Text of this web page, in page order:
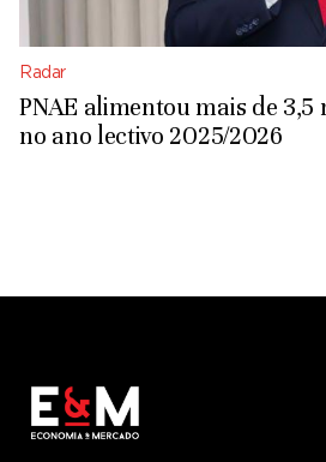
Radar
PNAE alimentou mais de 3,5
no ano lectivo 2025/2026